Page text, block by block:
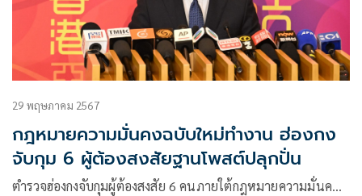
29 พฤษภาคม 2567
กฎหมายความมั่นคงฉบับใหม่ทำงาน ฮ่องกง
จับกุม 6 ผู้ต้องสงสัยฐานโพสต์ปลุกปั่น
ตำรวจฮ่องกงจับกุมผู้ต้องสงสัย 6 คนภายใต้กฎหมายความมั่นค…